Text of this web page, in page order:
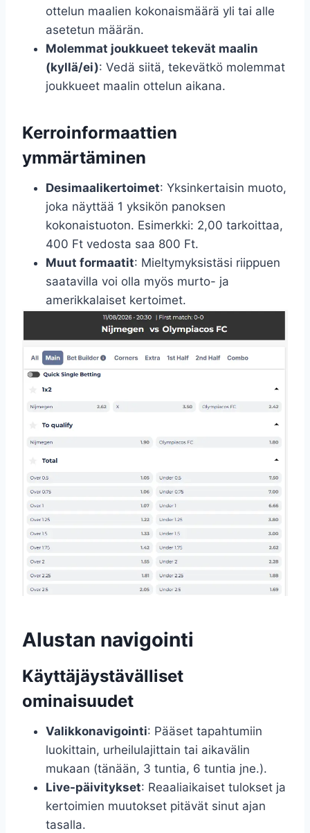
ottelun maalien kokonaismäärä yli tai alle
asetetun määrän.
Molemmat joukkueet tekevät maalin
(kyllä/ei): Vedä siitä, tekevätkö molemmat
joukkueet maalin ottelun aikana.
Kerroinformaattien
ymmärtäminen
Desimaalikertoimet: Yksinkertaisin muoto,
joka näyttää 1 yksikön panoksen
kokonaistuoton. Esimerkki: 2,00 tarkoittaa,
400 Ft vedosta saa 800 Ft.
Muut formaatit: Mieltymyksistäsi riippuen
saatavilla voi olla myös murto- ja
amerikkalaiset kertoimet.
Alustan navigointi
Käyttäjäystävälliset
ominaisuudet
Valikkonavigointi: Pääset tapahtumiin
luokittain, urheilulajittain tai aikavälin
mukaan (tänään, 3 tuntia, 6 tuntia jne.).
Live-päivitykset: Reaaliaikaiset tulokset ja
kertoimien muutokset pitävät sinut ajan
tasalla.